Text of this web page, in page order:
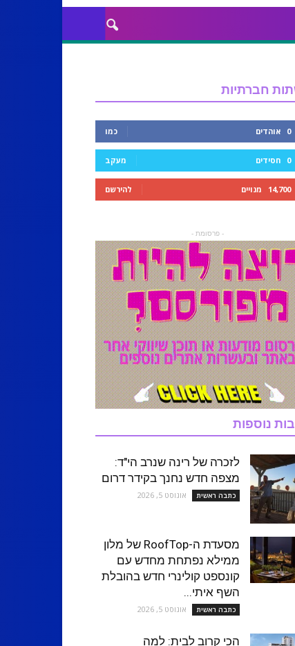
חברתיות
0 אוהדים כמו
0 חסידים מעקב
14,700 מנויים להירשם
- פרסומת -
נוספות
לזכרה של רינה שנרב הי"ד:
מצפה חדש נחנך בקידר דרום
כתבה ראשית אוגוסט 5, 2026
מסעדת ה-RoofTop של מלון
ממילא נפתחת מחדש עם
קונספט קולינרי חדש בהובלת
השף איתי...
כתבה ראשית אוגוסט 5, 2026
הכי קרוב לבית: למה